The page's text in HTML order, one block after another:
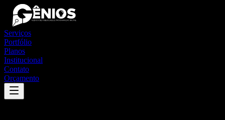
Serviços
Portfólio
Planos
Institucional
Contato
Orçamento